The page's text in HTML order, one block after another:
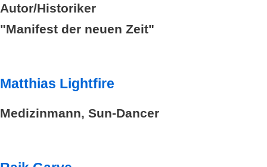
Autor/Historiker
"Manifest der neuen Zeit"
Matthias Lightfire
Medizinmann, Sun-Dancer